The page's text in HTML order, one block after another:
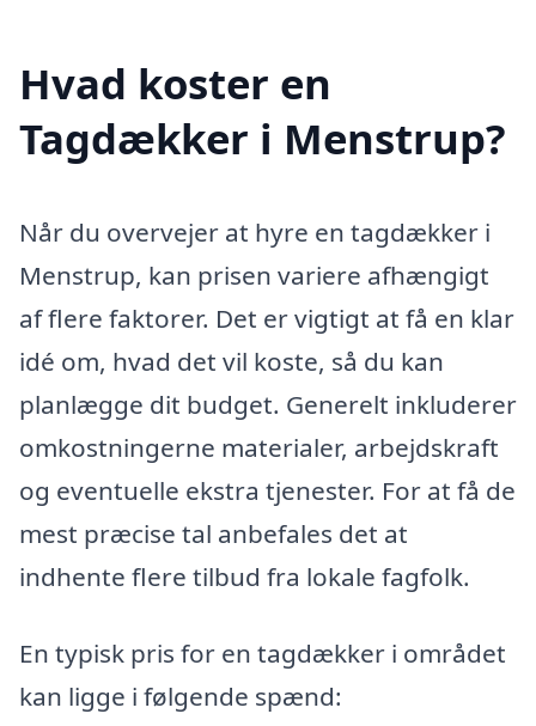
Hvad koster en
Tagdækker i Menstrup?
Når du overvejer at hyre en tagdækker i
Menstrup, kan prisen variere afhængigt
af flere faktorer. Det er vigtigt at få en klar
idé om, hvad det vil koste, så du kan
planlægge dit budget. Generelt inkluderer
omkostningerne materialer, arbejdskraft
og eventuelle ekstra tjenester. For at få de
mest præcise tal anbefales det at
indhente flere tilbud fra lokale fagfolk.
En typisk pris for en tagdækker i området
kan ligge i følgende spænd: